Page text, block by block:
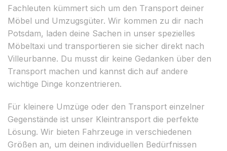
Fachleuten kümmert sich um den Transport deiner
Möbel und Umzugsgüter. Wir kommen zu dir nach
Potsdam, laden deine Sachen in unser spezielles
Möbeltaxi und transportieren sie sicher direkt nach
Villeurbanne. Du musst dir keine Gedanken über den
Transport machen und kannst dich auf andere
wichtige Dinge konzentrieren.
Für kleinere Umzüge oder den Transport einzelner
Gegenstände ist unser Kleintransport die perfekte
Lösung. Wir bieten Fahrzeuge in verschiedenen
Größen an, um deinen individuellen Bedürfnissen